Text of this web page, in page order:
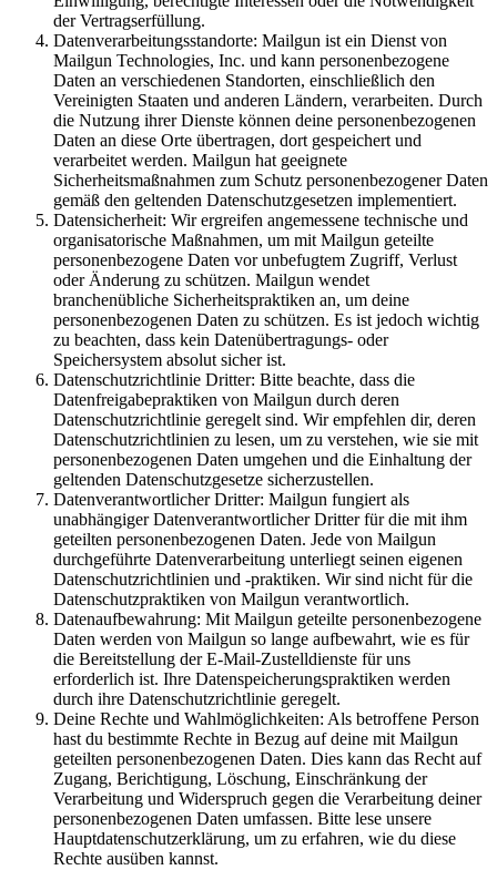
der Vertragserfüllung.
Datenverarbeitungsstandorte: Mailgun ist ein Dienst von
Mailgun Technologies, Inc. und kann personenbezogene
Daten an verschiedenen Standorten, einschließlich den
Vereinigten Staaten und anderen Ländern, verarbeiten. Durch
die Nutzung ihrer Dienste können deine personenbezogenen
Daten an diese Orte übertragen, dort gespeichert und
verarbeitet werden. Mailgun hat geeignete
Sicherheitsmaßnahmen zum Schutz personenbezogener Daten
gemäß den geltenden Datenschutzgesetzen implementiert.
Datensicherheit: Wir ergreifen angemessene technische und
organisatorische Maßnahmen, um mit Mailgun geteilte
personenbezogene Daten vor unbefugtem Zugriff, Verlust
oder Änderung zu schützen. Mailgun wendet
branchenübliche Sicherheitspraktiken an, um deine
personenbezogenen Daten zu schützen. Es ist jedoch wichtig
zu beachten, dass kein Datenübertragungs- oder
Speichersystem absolut sicher ist.
Datenschutzrichtlinie Dritter: Bitte beachte, dass die
Datenfreigabepraktiken von Mailgun durch deren
Datenschutzrichtlinie geregelt sind. Wir empfehlen dir, deren
Datenschutzrichtlinien zu lesen, um zu verstehen, wie sie mit
personenbezogenen Daten umgehen und die Einhaltung der
geltenden Datenschutzgesetze sicherzustellen.
Datenverantwortlicher Dritter: Mailgun fungiert als
unabhängiger Datenverantwortlicher Dritter für die mit ihm
geteilten personenbezogenen Daten. Jede von Mailgun
durchgeführte Datenverarbeitung unterliegt seinen eigenen
Datenschutzrichtlinien und -praktiken. Wir sind nicht für die
Datenschutzpraktiken von Mailgun verantwortlich.
Datenaufbewahrung: Mit Mailgun geteilte personenbezogene
Daten werden von Mailgun so lange aufbewahrt, wie es für
die Bereitstellung der E-Mail-Zustelldienste für uns
erforderlich ist. Ihre Datenspeicherungspraktiken werden
durch ihre Datenschutzrichtlinie geregelt.
Deine Rechte und Wahlmöglichkeiten: Als betroffene Person
hast du bestimmte Rechte in Bezug auf deine mit Mailgun
geteilten personenbezogenen Daten. Dies kann das Recht auf
Zugang, Berichtigung, Löschung, Einschränkung der
Verarbeitung und Widerspruch gegen die Verarbeitung deiner
personenbezogenen Daten umfassen. Bitte lese unsere
Hauptdatenschutzerklärung, um zu erfahren, wie du diese
Rechte ausüben kannst.